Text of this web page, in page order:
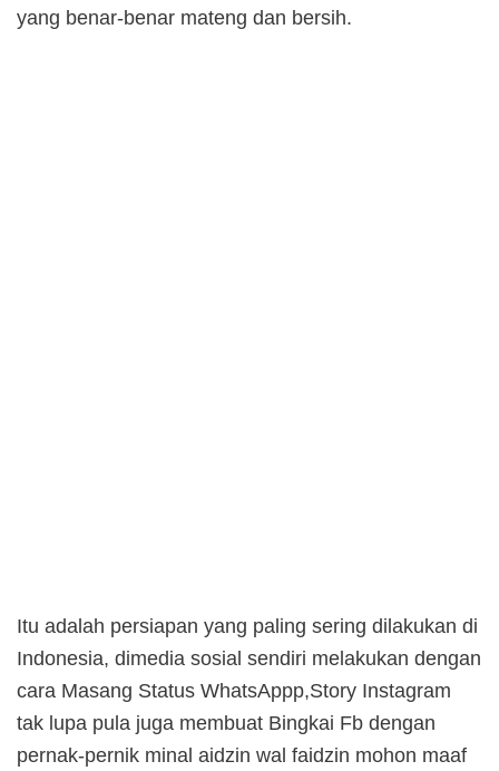
yang benar-benar mateng dan bersih.
Itu adalah persiapan yang paling sering dilakukan di
Indonesia, dimedia sosial sendiri melakukan dengan
cara Masang Status WhatsAppp,Story Instagram
tak lupa pula juga membuat Bingkai Fb dengan
pernak-pernik minal aidzin wal faidzin mohon maaf